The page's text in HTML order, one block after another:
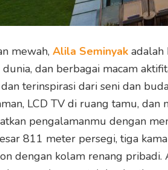
mewah, Alila Seminyak adalah
dan berbagai macam
terinspirasi dari seni dan
LCD TV di ruang tamu,
pengalamanmu dengan
811 meter persegi, tiga
dengan kolam renang